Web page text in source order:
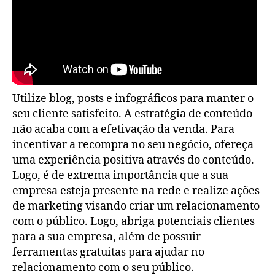
Utilize blog, posts e infográficos para manter o
seu cliente satisfeito. A estratégia de conteúdo
não acaba com a efetivação da venda. Para
incentivar a recompra no seu negócio, ofereça
uma experiência positiva através do conteúdo.
Logo, é de extrema importância que a sua
empresa esteja presente na rede e realize ações
de marketing visando criar um relacionamento
com o público. Logo, abriga potenciais clientes
para a sua empresa, além de possuir
ferramentas gratuitas para ajudar no
relacionamento com o seu público.